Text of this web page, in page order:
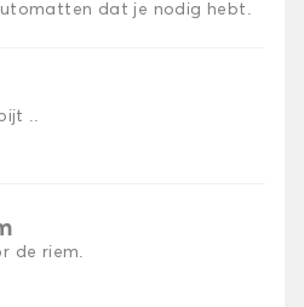
dat je nodig hebt.
..
de riem.